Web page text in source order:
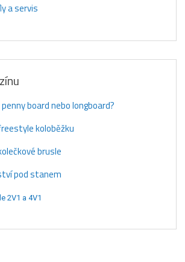
a servis
board nebo longboard?
koloběžku
brusle
pod stanem
2V1 a 4V1